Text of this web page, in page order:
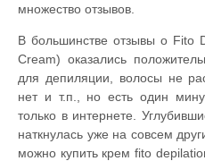
множество отзывов.
В большинстве отзывы о Fito
Cream) оказались
для депиляции, волосы не
нет и т.п., но есть один
только в интернете.
наткнулась уже на совсем
можно купить крем fito